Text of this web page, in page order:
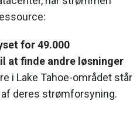
for 49.000
at finde andre løsninger
i Lake Tahoe-området står
deres strømforsyning.